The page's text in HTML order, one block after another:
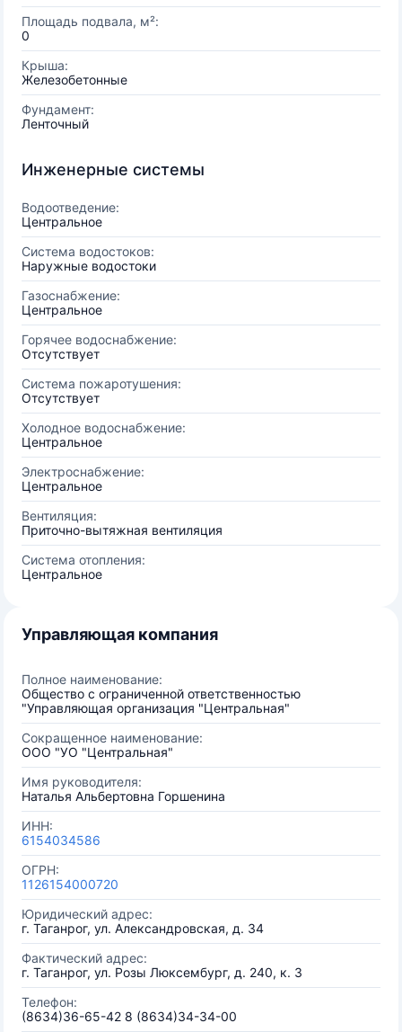
Площадь подвала, м²:
0
Крыша:
Железобетонные
Фундамент:
Ленточный
Инженерные системы
Водоотведение:
Центральное
Система водостоков:
Наружные водостоки
Газоснабжение:
Центральное
Горячее водоснабжение:
Отсутствует
Система пожаротушения:
Отсутствует
Холодное водоснабжение:
Центральное
Электроснабжение:
Центральное
Вентиляция:
Приточно-вытяжная вентиляция
Система отопления:
Центральное
Управляющая компания
Полное наименование:
Общество с ограниченной ответственностью
"Управляющая организация "Центральная"
Сокращенное наименование:
ООО "УО "Центральная"
Имя руководителя:
Наталья Альбертовна Горшенина
ИНН:
6154034586
ОГРН:
1126154000720
Юридический адрес:
г. Таганрог, ул. Александровская, д. 34
Фактический адрес:
г. Таганрог, ул. Розы Люксембург, д. 240, к. 3
Телефон:
(8634)36-65-42 8 (8634)34-34-00